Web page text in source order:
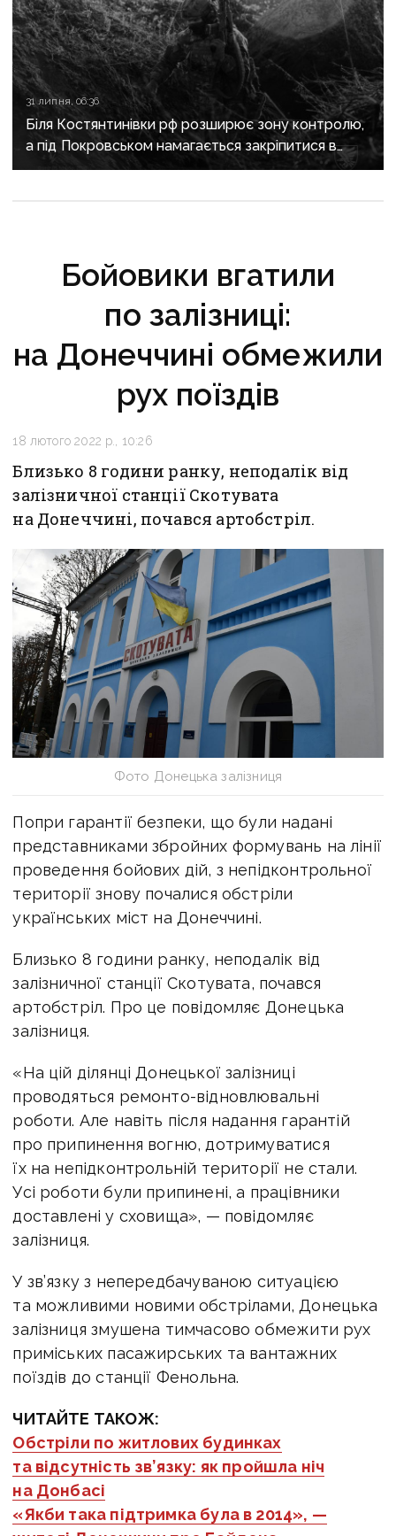
31 липня, 06:36
Біля Костянтинівки рф розширює зону контролю,
а під Покровськом намагається закріпитися в
Білицькому
Бойовики вгатили
по залізниці:
на Донеччині обмежили
рух поїздів
18 лютого 2022 р., 10:26
Близько 8 години ранку, неподалік від
залізничної станції Скотувата
на Донеччині, почався артобстріл.
Фото Донецька залізниця
Попри гарантії безпеки, що були надані
представниками збройних формувань на лінії
проведення бойових дій, з непідконтрольної
території знову почалися обстріли
українських міст на Донеччині.
Близько 8 години ранку, неподалік від
залізничної станції Скотувата, почався
артобстріл. Про це повідомляє Донецька
залізниця.
«На цій ділянці Донецької залізниці
проводяться ремонто-відновлювальні
роботи. Але навіть після надання гарантій
про припинення вогню, дотримуватися
їх на непідконтрольній території не стали.
Усі роботи були припинені, а працівники
доставлені у сховища», — повідомляє
залізниця.
У зв’язку з непередбачуваною ситуацією
та можливими новими обстрілами, Донецька
залізниця змушена тимчасово обмежити рух
приміських пасажирських та вантажних
поїздів до станції Фенольна.
ЧИТАЙТЕ ТАКОЖ:
Обстріли по житлових будинках
та відсутність зв’язку: як пройшла ніч
на Донбасі
«Якби така підтримка була в 2014», —